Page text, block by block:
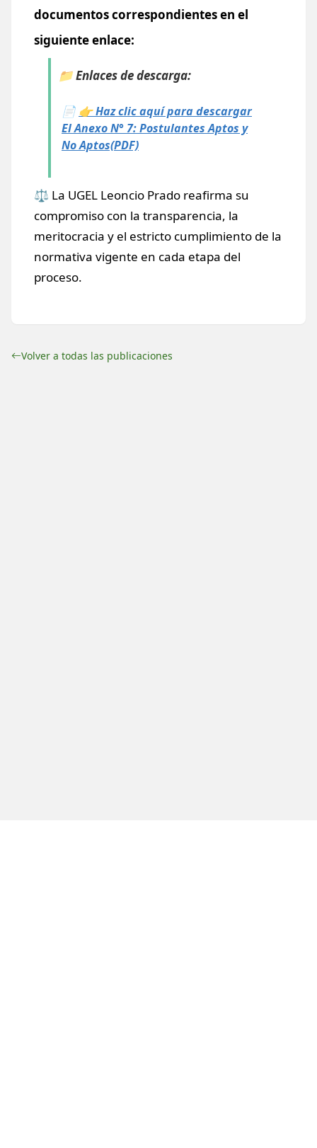
documentos correspondientes en el
siguiente enlace:
📁Enlaces de descarga:
📄 👉 Haz clic aquí para descargar
El Anexo N° 7: Postulantes Aptos y
No Aptos(PDF)
⚖️ La UGEL Leoncio Prado reafirma su
compromiso con la transparencia, la
meritocracia y el estricto cumplimiento de la
normativa vigente en cada etapa del
proceso.
Volver a todas las publicaciones